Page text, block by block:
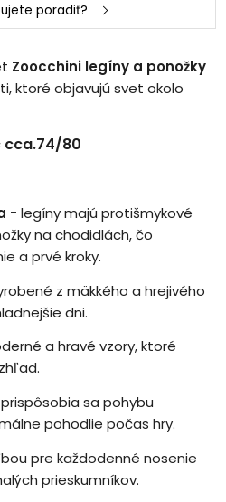
poradiť?
Zoocchini legíny a ponožky
ktoré objavujú svet okolo
cca.74/80
- legíny majú protišmykové
na chodidlách, čo
a prvé kroky.
z mäkkého a hrejivého
dni.
a hravé vzory, ktoré
prispôsobia sa pohybu
pohodlie počas hry.
pre každodenné nosenie
prieskumníkov.